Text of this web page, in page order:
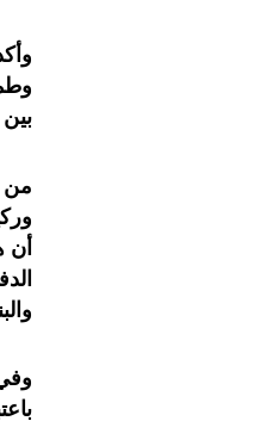
بين
من
أن